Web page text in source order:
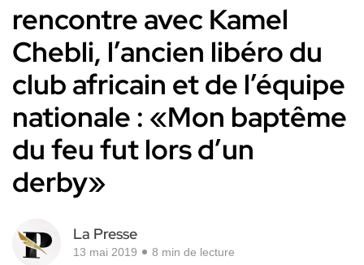
rencontre avec Kamel
Chebli, l’ancien libéro du
club africain et de l’équipe
nationale : «Mon baptême
du feu fut lors d’un
derby»
La Presse
13 mai 2019 8 min de lecture